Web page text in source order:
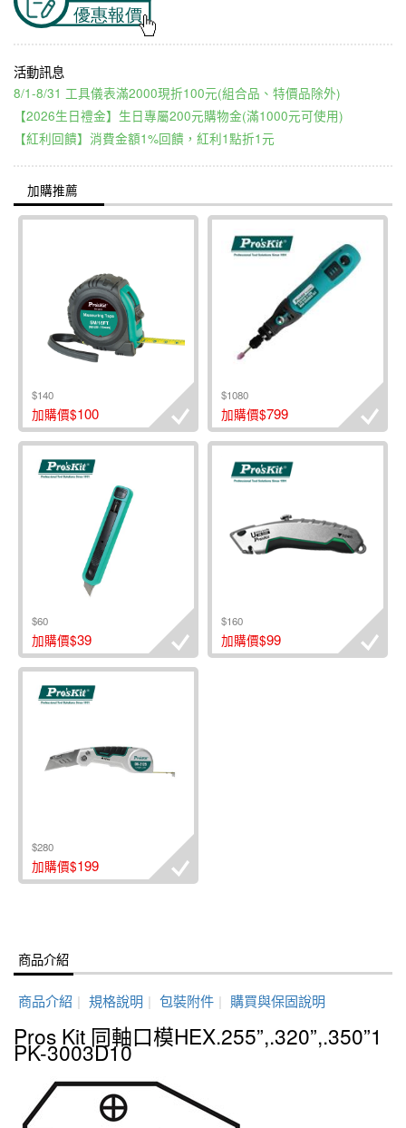
8/1-8/31 工具儀表滿2000現折100元(組合品、特價品除外)
【2026生日禮金】生日專屬200元購物金(滿1000元可使用)
【紅利回饋】消費金額1%回饋，紅利1點折1元
加購推薦
$140
加購價$100
$1080
加購價$799
$60
加購價$39
$160
加購價$99
$280
加購價$199
商品介紹
商品介紹 | 規格說明 | 包裝附件 | 購買與保固說明
Pros Kit 同軸口模HEX.255”,.320”,.350”1
PK-3003D10